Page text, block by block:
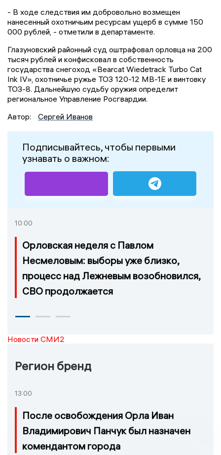
- В ходе следствия им добровольно возмещен
нанесенный охотничьим ресурсам ущерб в сумме 150
000 рублей, - отметили в департаменте.
Глазуновский районный суд оштрафовал орловца на 200
тысяч рублей и конфисковал в собственность
государства снегоход «Bearcat Wiedetrack Turbo Cat
Ink IV», охотничье ружье ТОЗ 120-12 МВ-1Е и винтовку
ТОЗ-8. Дальнейшую судьбу оружия определит
региональное Управление Росгвардии.
Автор:
Сергей Иванов
Подписывайтесь, чтобы первыми
узнавать о важном:
10:00
Орловская неделя с Павлом
Несмеловым: выборы уже близко,
процесс над Лежневым возобновился,
СВО продолжается
Новости СМИ2
Регион бренд
13:00
После освобождения Орла Иван
Владимирович Панчук был назначен
комендантом города